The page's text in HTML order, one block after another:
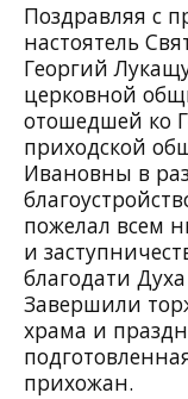
Поздравляя с
настоятель
Георгий
церковной
отошедшей ко
приходской
Ивановны в
пожелал всем
и
благодати
Завершили
храма и
прихожан.